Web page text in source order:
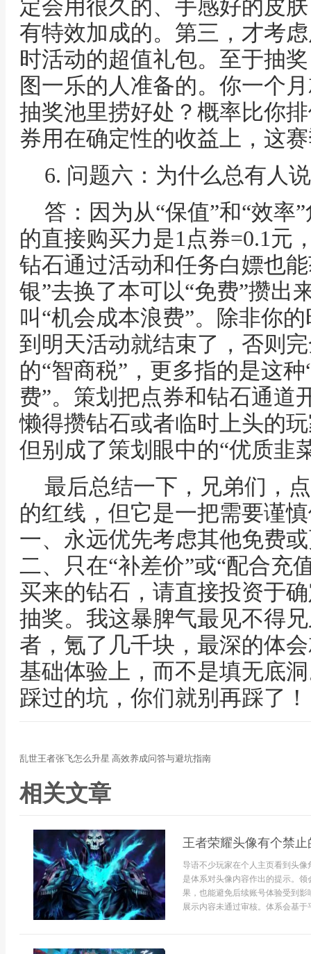
定会用很久的、手感好的皮
有特效加成的。第三，才考
时活动的超值礼包。至于抽
图一乐的人准备的。你一个
抽奖池里捞好处？概率比你
券用在确定性的收益上，这
6. 问题六：为什么总有人
答：因为从“保值”和“效率
的直接购买力是1点券=0.1元
钻石通过活动和任务白嫖也
银”去换了本可以“免费”攒出
叫“机会成本浪费”。除非你
到明天活动就结束了，否则
的“智商税”，更多指的是这
费”。策划把点券和钻石通道
懒得攒钻石或者临时上头的
但别成了策划眼中的“优质韭
最后总结一下，兄弟们，
的红线，但它是一把需要谨
一、永远优先考虑其他免费
二、只在“补差价”或“配合充
买来的钻石，请直接投资于
抽奖。我这暴脾气最见不得
者，氪了几千块，最深的体
基础体验上，而不是填无底
踩过的坑，你们就别再踩了！
乱世王者张飞怎么升星 高效养成问答与避坑指南
相关文章
王者荣耀头像有个禁
导语不少玩家在个人主页看到头
是体系对头像内容作出的提示。
果，也能避免后续账号体验受到
展示内容未通过审核。体系会基于